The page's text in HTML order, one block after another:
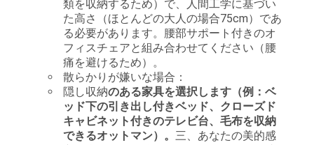
類を収納するため）で、人間工学に基づい
た高さ（ほとんどの大人の場合75cm）であ
る必要があります。腰部サポート付きのオ
フィスチェアと組み合わせてください（腰
痛を避けるため）。
散らかりが嫌いな場合：
隠し収納のある家具を選択します（例：ベ
ッド下の引き出し付きベッド、クローズド
キャビネット付きのテレビ台、毛布を収納
できるオットマン）。 三、あなたの美的感